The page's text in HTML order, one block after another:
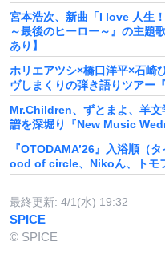
宮本浩次、新曲「I love 人生
～最後のヒーロー～』の主題
あり】
ホリエアツシ×橋口洋平×石
ヴしまくりの弾き語りツアー
Mr.Children、ずとまよ、羊
譜を深堀り『New Music
『OTODAMA’26』入浴順（
ood of circle、Nikoん、トモ
最終更新: 4/1(水) 19:32
SPICE
© SPICE